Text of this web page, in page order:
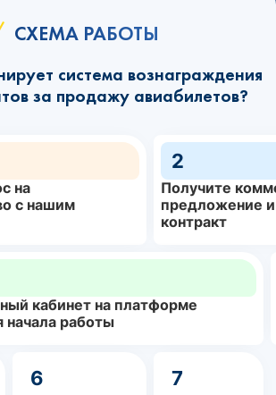
СХЕМА РАБОТЫ
система вознаграждения
за продажу авиабилетов?
на
с нашим
2
Получите
предложение
контракт
кабинет на платформе
работы
6 7